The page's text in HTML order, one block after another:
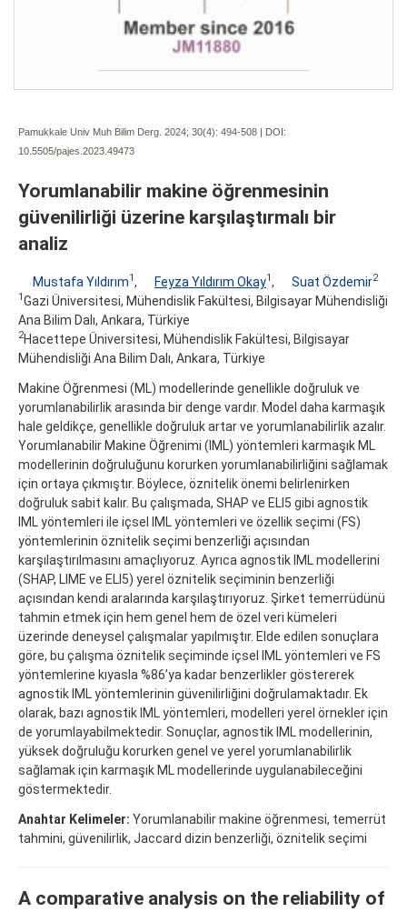
Pamukkale Univ Muh Bilim Derg. 2024; 30(4): 494-508 | DOI:
10.5505/pajes.2023.49473
Yorumlanabilir makine öğrenmesinin
güvenilirliği üzerine karşılaştırmalı bir
analiz
Mustafa Yıldırım1 , Feyza Yıldırım Okay1 , Suat Özdemir2
1 Gazi Üniversitesi, Mühendislik Fakültesi, Bilgisayar Mühendisliği
Ana Bilim Dalı, Ankara, Türkiye
2Hacettepe Üniversitesi, Mühendislik Fakültesi, Bilgisayar
Mühendisliği Ana Bilim Dalı, Ankara, Türkiye
Makine Öğrenmesi (ML) modellerinde genellikle doğruluk ve
yorumlanabilirlik arasında bir denge vardır. Model daha karmaşık
hale geldikçe, genellikle doğruluk artar ve yorumlanabilirlik azalır.
Yorumlanabilir Makine Öğrenimi (IML) yöntemleri karmaşık ML
modellerinin doğruluğunu korurken yorumlanabilirliğini sağlamak
için ortaya çıkmıştır. Böylece, öznitelik önemi belirlenirken
doğruluk sabit kalır. Bu çalışmada, SHAP ve ELI5 gibi agnostik
IML yöntemleri ile içsel IML yöntemleri ve özellik seçimi (FS)
yöntemlerinin öznitelik seçimi benzerliği açısından
karşılaştırılmasını amaçlıyoruz. Ayrıca agnostik IML modellerini
(SHAP, LIME ve ELI5) yerel öznitelik seçiminin benzerliği
açısından kendi aralarında karşılaştırıyoruz. Şirket temerrüdünü
tahmin etmek için hem genel hem de özel veri kümeleri
üzerinde deneysel çalışmalar yapılmıştır. Elde edilen sonuçlara
göre, bu çalışma öznitelik seçiminde içsel IML yöntemleri ve FS
yöntemlerine kıyasla %86’ya kadar benzerlikler göstererek
agnostik IML yöntemlerinin güvenilirliğini doğrulamaktadır. Ek
olarak, bazı agnostik IML yöntemleri, modelleri yerel örnekler için
de yorumlayabilmektedir. Sonuçlar, agnostik IML modellerinin,
yüksek doğruluğu korurken genel ve yerel yorumlanabilirlik
sağlamak için karmaşık ML modellerinde uygulanabileceğini
göstermektedir.
Anahtar Kelimeler: Yorumlanabilir makine öğrenmesi, temerrüt
tahmini, güvenilirlik, Jaccard dizin benzerliği, öznitelik seçimi
A comparative analysis on the reliability of